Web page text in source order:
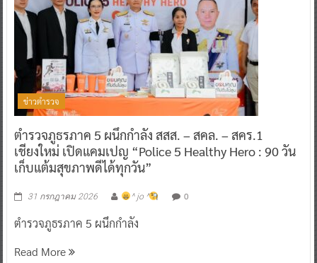
ข่าวตำรวจ
ตำรวจภูธรภาค 5 ผนึกกำลัง สสส. – สคล. – สคร.1
เชียงใหม่ เปิดแคมเปญ “Police 5 Healthy Hero : 90 วัน
เก็บแต้มสุขภาพดีได้ทุกวัน”
31 กรกฎาคม 2026 ^ jo ^ 0
ตำรวจภูธรภาค 5 ผนึกกำลัง
Read More